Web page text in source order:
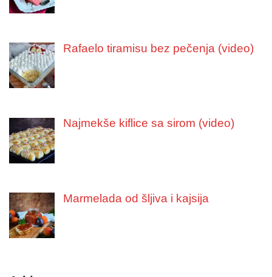
Rafaelo tiramisu bez pečenja (video)
Najmekše kiflice sa sirom (video)
Marmelada od šljiva i kajsija